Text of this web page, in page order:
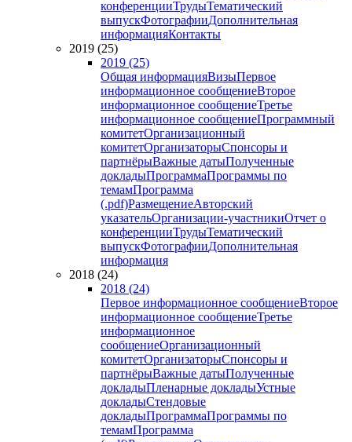
конференцииТрудыТематический
выпускФотографииДополнительная
информацияКонтакты
2019 (25)
2019 (25)
Общая информацияВизыПервое
информационное сообщениеВторое
информационное сообщениеТретье
информационное сообщениеПрограммный
комитетОрганизационный
комитетОрганизаторыСпонсоры и
партнёрыВажные датыПолученные
докладыПрограммаПрограммы по
темамПрограмма
(.pdf)РазмещениеАвторский
указательОрганизации-участникиОтчет о
конференцииТрудыТематический
выпускФотографииДополнительная
информация
2018 (24)
2018 (24)
Первое информационное сообщениеВторое
информационное сообщениеТретье
информационное
сообщениеОрганизационный
комитетОрганизаторыСпонсоры и
партнёрыВажные датыПолученные
докладыПленарные докладыУстные
докладыСтендовые
докладыПрограммаПрограммы по
темамПрограмма